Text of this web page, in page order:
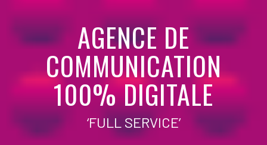
AGENCE DE
COMMUNICATION
100% DIGITALE
‘FULL SERVICE’